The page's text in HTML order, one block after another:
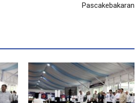
Pascakebakaran